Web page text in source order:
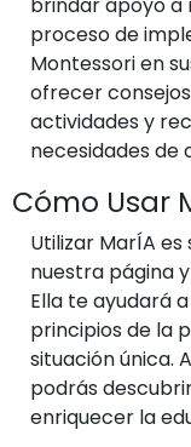
proceso de
Montessori en
ofrecer
actividades y
necesidades de
Cómo Usar
Utilizar MarÍA
nuestra página
Ella te ayudará
principios de la
situación única.
podrás
enriquecer la